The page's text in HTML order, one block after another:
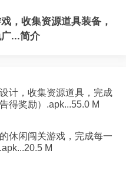
，收集资源道具装备，
...简介
计，收集资源道具，完成
得奖励）.apk...55.0 M
休闲闯关游戏，完成每一
M